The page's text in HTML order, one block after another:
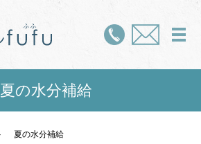
メ
夏の水分補給
夏の水分補給